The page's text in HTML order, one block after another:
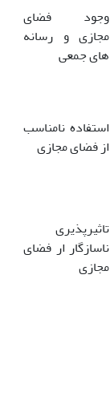
وجود فضای
مجازی و رسانه
های جمعی
استفاده نامناسب
از فضای مجازی
تاثیرپذیری
ناسازگار ار فضای
مجازی